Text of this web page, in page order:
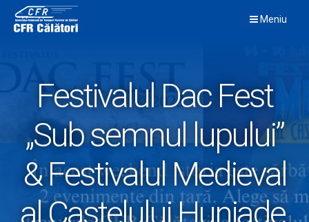
content
Meniu
Festivalul Dac Fest
„Sub semnul lupului”
& Festivalul Medieval
al Castelului Huniade,